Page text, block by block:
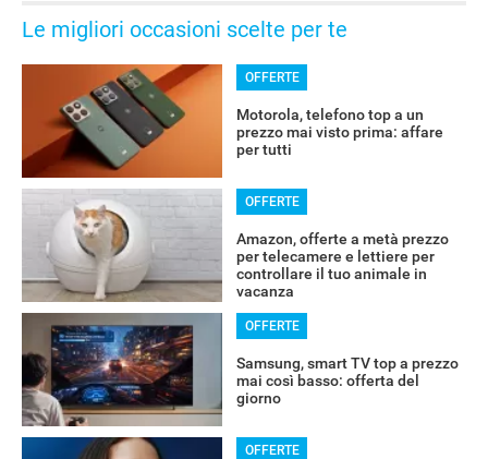
Le migliori occasioni scelte per te
OFFERTE
Motorola, telefono top a un
prezzo mai visto prima: affare
per tutti
OFFERTE
Amazon, offerte a metà prezzo
per telecamere e lettiere per
controllare il tuo animale in
vacanza
OFFERTE
Samsung, smart TV top a prezzo
mai così basso: offerta del
giorno
OFFERTE